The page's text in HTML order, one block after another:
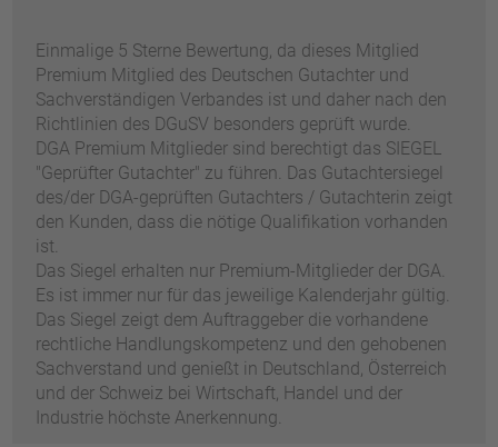
Einmalige 5 Sterne Bewertung, da dieses Mitglied
Premium Mitglied des Deutschen Gutachter und
Sachverständigen Verbandes ist und daher nach den
Richtlinien des DGuSV besonders geprüft wurde.
DGA Premium Mitglieder sind berechtigt das SIEGEL
"Geprüfter Gutachter" zu führen. Das Gutachtersiegel
des/der DGA-geprüften Gutachters / Gutachterin zeigt
den Kunden, dass die nötige Qualifikation vorhanden
ist.
Das Siegel erhalten nur Premium-Mitglieder der DGA.
Es ist immer nur für das jeweilige Kalenderjahr gültig.
Das Siegel zeigt dem Auftraggeber die vorhandene
rechtliche Handlungskompetenz und den gehobenen
Sachverstand und genießt in Deutschland, Österreich
und der Schweiz bei Wirtschaft, Handel und der
Industrie höchste Anerkennung.